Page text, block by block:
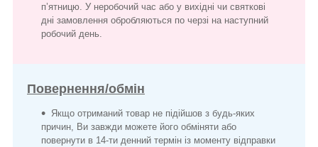
п’ятницю. У неробочий час або у вихідні чи святкові
дні замовлення обробляються по черзі на наступний
робочий день.
Повернення/обмін
Якщо отриманий товар не підійшов з будь-яких
причин, Ви завжди можете його обміняти або
повернути в 14-ти денний термін із моменту відправки